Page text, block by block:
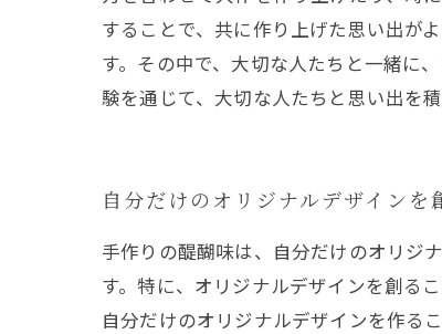
することで、共に作り上げた思い出が
す。その中で、大切な人たちと一緒に
験を通じて、大切な人たちと思い出を
自分だけのオリジナルデザインを
手作りの醍醐味は、自分だけのオリジ
す。特に、オリジナルデザインを創る
自分だけのオリジナルデザインを作る